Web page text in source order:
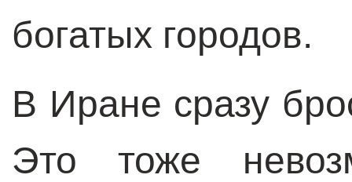
богатых городов.
В Иране сразу
Это тоже